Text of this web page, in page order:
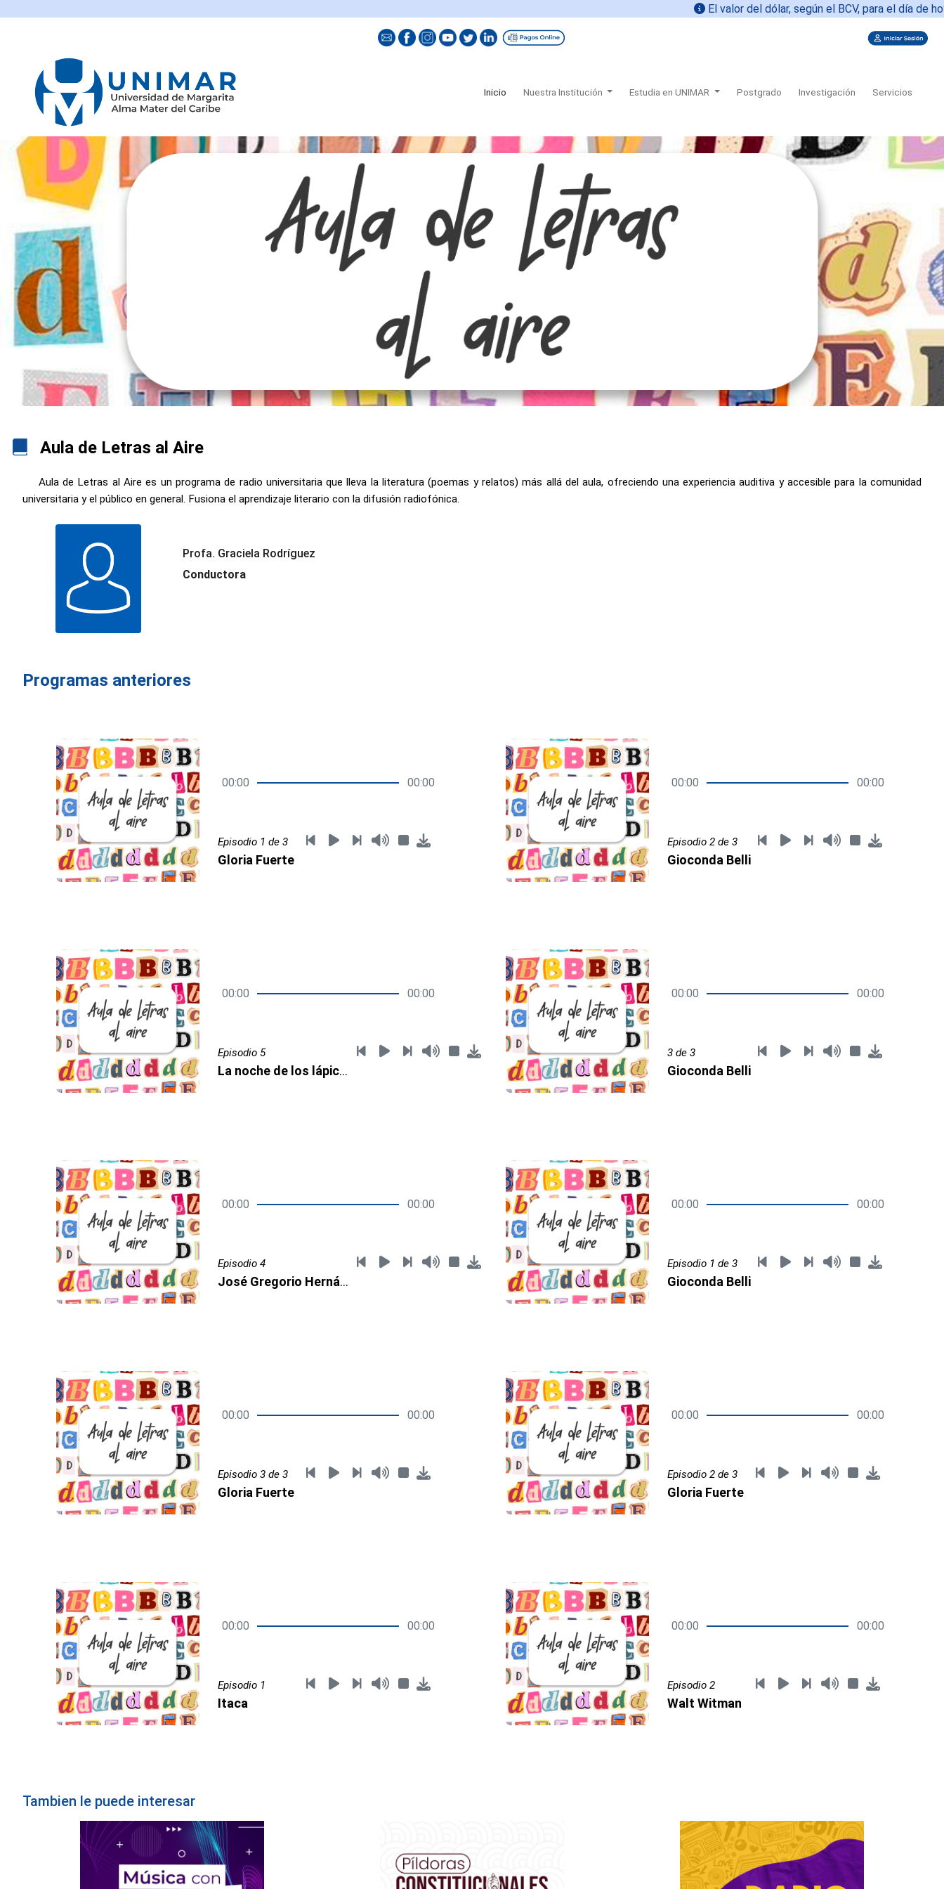
El valor del dólar, según el BCV, para el día de hoy06-
Inicio(current)Nuestra Institución Estudia en UNIMAR Postgrado Investigación Servicios
Aula de Letras al Aire
Aula de Letras al Aire es un programa de radio universitaria que lleva la literatura (poemas y relatos) más allá del aula, ofreciendo una experiencia auditiva y accesible para la comunidad
universitaria y el público en general. Fusiona el aprendizaje literario con la difusión radiofónica.
Profa. Graciela Rodríguez
Conductora
Programas anteriores
00:00 00:00
Episodio 1 de 3
Gloria Fuerte
00:00 00:00
Episodio 2 de 3
Gioconda Belli
00:00 00:00
Episodio 5
La noche de los lápices
00:00 00:00
3 de 3
Gioconda Belli
00:00 00:00
Episodio 4
José Gregorio Hernández
00:00 00:00
Episodio 1 de 3
Gioconda Belli
00:00 00:00
Episodio 3 de 3
Gloria Fuerte
00:00 00:00
Episodio 2 de 3
Gloria Fuerte
00:00 00:00
Episodio 1
Itaca
00:00 00:00
Episodio 2
Walt Witman
Tambien le puede interesar